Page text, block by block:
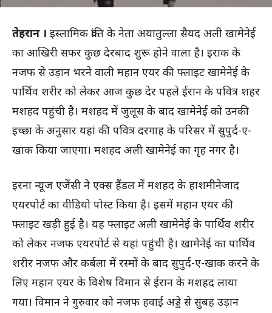
तेहरान । इस्लामिक क्रांति के नेता अयातुल्ला सैयद अली खामेनेई
का आखिरी सफर कुछ देरबाद शुरू होने वाला है। इराक के
नजफ से उड़ान भरने वाली महान एयर की फ्लाइट खामेनेई के
पार्थिव शरीर को लेकर आज कुछ देर पहले ईरान के पवित्र शहर
मशहद पहुंची है। मशहद में जुलूस के बाद खामेनेई को उनकी
इच्छा के अनुसार यहां की पवित्र दरगाह के परिसर में सुपुर्द-ए-
खाक किया जाएगा। मशहद अली खामेनेई का गृह नगर है।
इरना न्यूज एजेंसी ने एक्स हैंडल में मशहद के हाशमीनेजाद
एयरपोर्ट का वीडियो पोस्ट किया है। इसमें महान एयर की
फ्लाइट खड़ी हुई है। यह फ्लाइट अली खामेनेई के पार्थिव शरीर
को लेकर नजफ एयरपोर्ट से यहां पहुंची है। खामेनेई का पार्थिव
शरीर नजफ और कर्बला में रस्मों के बाद सुपुर्द-ए-खाक करने के
लिए महान एयर के विशेष विमान से ईरान के मशहद लाया
गया। विमान ने गुरुवार को नजफ हवाई अड्डे से सुबह उड़ान